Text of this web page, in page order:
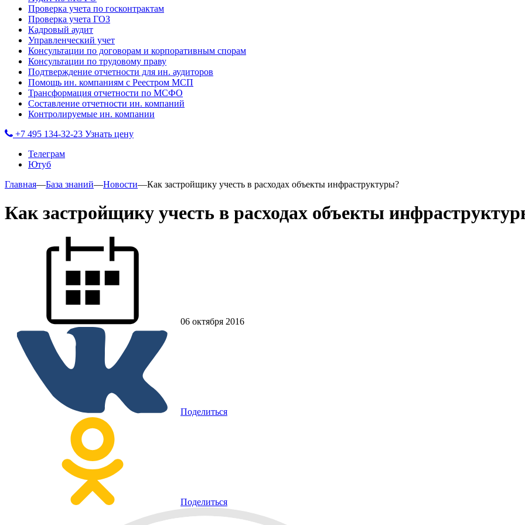
Проверка учета по госконтрактам
Проверка учета ГОЗ
Кадровый аудит
Управленческий учет
Консультации по договорам и корпоративным спорам
Консультации по трудовому праву
Подтверждение отчетности для ин. аудиторов
Помощь ин. компаниям с Реестром МСП
Трансформация отчетности по МСФО
Составление отчетности ин. компаний
Контролируемые ин. компании
+7 495 134-32-23 Узнать цену
Телеграм
Ютуб
Главная—База знаний—Новости—Как застройщику учесть в расходах объекты инфраструктуры?
Как застройщику учесть в расходах объекты
06 октября 2016
Поделиться
Поделиться